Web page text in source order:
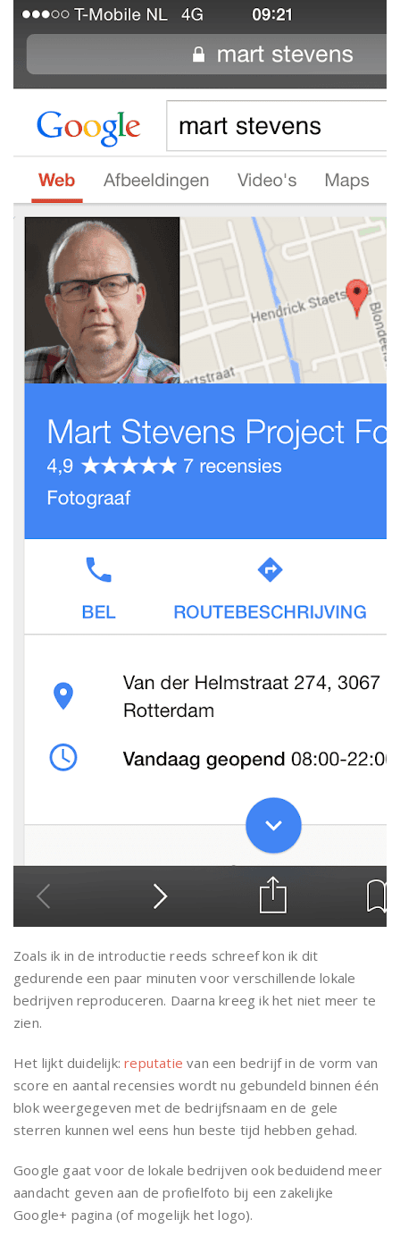
Zoals ik in de introductie reeds schreef kon ik dit
gedurende een paar minuten voor verschillende lokale
bedrijven reproduceren. Daarna kreeg ik het niet meer te
zien.
Het lijkt duidelijk:reputatie van een bedrijf in de vorm van
score en aantal recensies wordt nu gebundeld binnen één
blok weergegeven met de bedrijfsnaam en de gele
sterren kunnen wel eens hun beste tijd hebben gehad.
Google gaat voor de lokale bedrijven ook beduidend meer
aandacht geven aan de profielfoto bij een zakelijke
Google+ pagina (of mogelijk het logo).